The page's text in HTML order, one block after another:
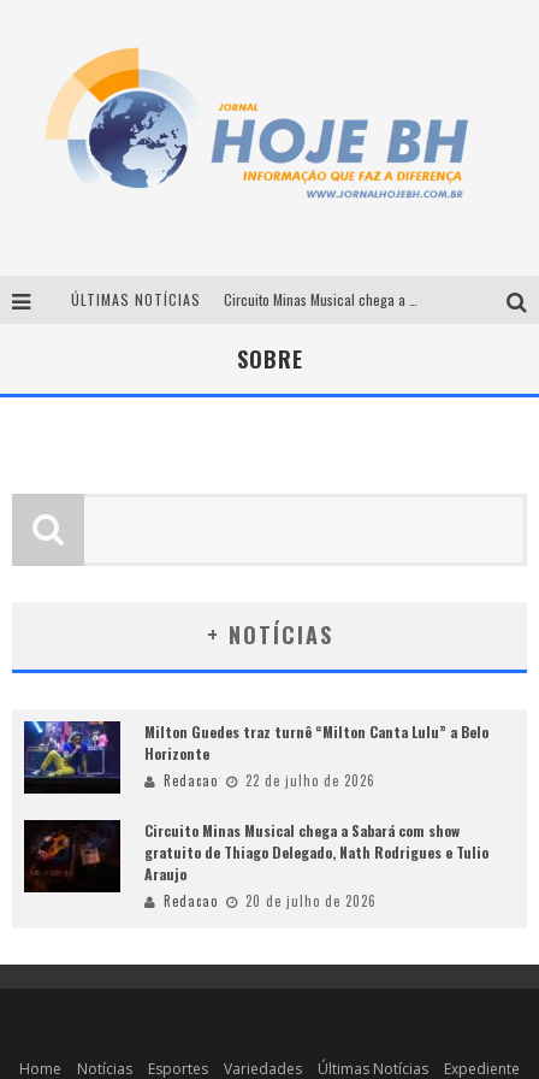
ÚLTIMAS NOTÍCIAS
Simone celebra a força feminina e sua trajetória histórica na MPB em novo show “Que mulher é essa!?” em Belo Horizonte
SOBRE
+ NOTÍCIAS
Milton Guedes traz turnê “Milton Canta Lulu” a Belo
Horizonte
Redacao 22 de julho de 2026
Circuito Minas Musical chega a Sabará com show
gratuito de Thiago Delegado, Nath Rodrigues e Tulio
Araujo
Redacao 20 de julho de 2026
Home Notícias Esportes Variedades Últimas Notícias Expediente